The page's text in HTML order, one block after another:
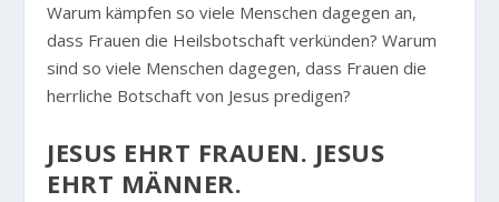
Warum kämpfen so viele Menschen dagegen an,
dass Frauen die Heilsbotschaft verkünden? Warum
sind so viele Menschen dagegen, dass Frauen die
herrliche Botschaft von Jesus predigen?
JESUS EHRT FRAUEN. JESUS
EHRT MÄNNER.